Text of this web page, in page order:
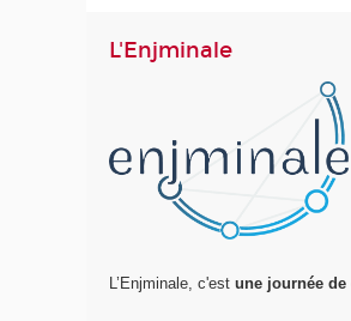
L'Enjminale
L’Enjminale, c'estune journée